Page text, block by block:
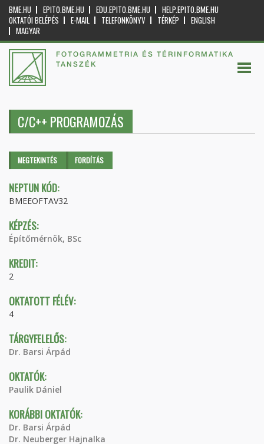
BME.HU EPITO.BME.HU EDU.EPITO.BME.HU
HELP.EPITO.BME.HU
OKTATÓI BELÉPÉS
E-MAIL TELEFONKÖNYV TÉRKÉP
ENGLISH
MAGYAR
FOTOGRAMMETRIA ÉS TÉRINFORMATIKA
TANSZÉK
C/C++ PROGRAMOZÁS
Elsődleges fülek
MEGTEKINTÉS (AKTÍVFORDÍTÁS
NEPTUN KÓD:
BMEEOFTAV32
KÉPZÉS:
Építőmérnök, BSc
KREDIT:
2
OKTATOTT FÉLÉV:
4
TÁRGYFELELŐS:
Dr. Barsi Árpád
OKTATÓK:
Paulik Dániel
KORÁBBI OKTATÓK:
Dr. Barsi Árpád
Dr. Neuberger Hajnalka